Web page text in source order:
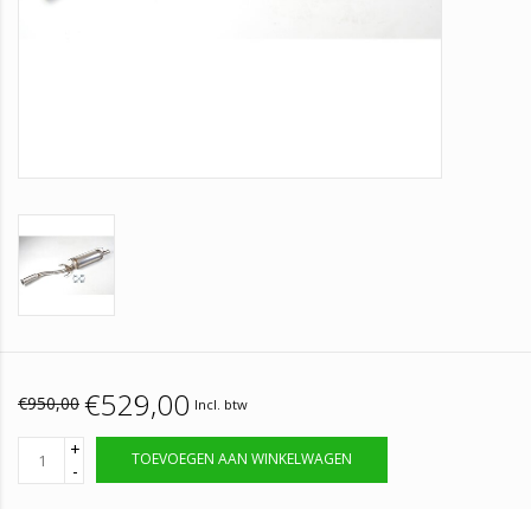
€950,00 €529,00 Incl. btw
+
-
TOEVOEGEN AAN WINKELWAGEN